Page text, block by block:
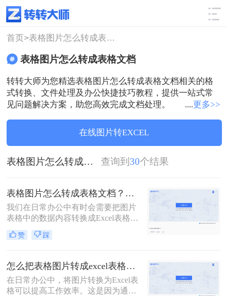
使用技巧 筛选
首页> 表格图片怎么转成表格文档
表格图片怎么转成表格文档
转转大师为您精选表格图片怎么转成表格文档相关的格
式转换、文件处理及办公快捷技巧教程，提供一站式常
见问题解决方案，助您高效完成文档处理。
....更多>>
在线图片转EXCEL
表格图片怎么转成表格文档 查询到 30个结果
表格图片怎么转成表格文档？这3个免费方法赶紧收藏！
我们在日常办公中有时会需要把图片
表格中的数据内容转换成Excel表格数
据，很多小伙伴遇到这种情况，可能
会把图片上的表格数据手动输入到
效率太低了。今天就跟大家分享表格
图片怎么转成表格文档方法，下面一
起看看吧。
赞 踩
怎么把表格图片转成excel表格？两个方法教会你！
在日常办公中，将图片转换为Excel表
格可以提高工作效率。这是因为通过